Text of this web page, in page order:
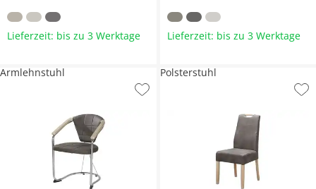
Lieferzeit: bis zu 3 Werktage Lieferzeit: bis zu 3 Werktage
Armlehnstuhl Polsterstuhl